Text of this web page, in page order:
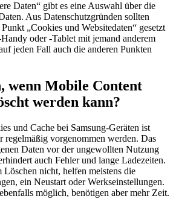
Daten“ gibt es eine Auswahl über die
Aus Datenschutzgründen sollten
„Cookies und Websitedaten“ gesetzt
oder -Tablet mit jemand anderem
jeden Fall auch die anderen Punkten
wenn Mobile Content
werden kann?
und Cache bei Samsung-Geräten ist
regelmäßig vorgenommen werden. Das
Daten vor der ungewollten Nutzung
auch Fehler und lange Ladezeiten.
nicht, helfen meistens die
ein Neustart oder Werkseinstellungen.
möglich, benötigen aber mehr Zeit.